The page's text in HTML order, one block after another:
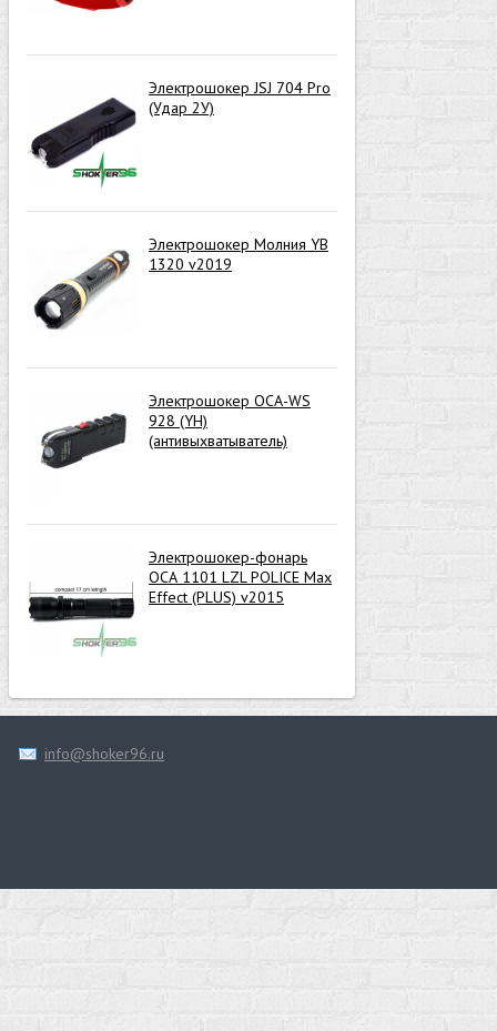
Электрошокер JSJ 704 Pro
(Удар 2У)
Электрошокер Молния YB
1320 v2019
Электрошокер ОСА-WS
928 (YH)
(антивыхватыватель)
Электрошокер-фонарь
ОСА 1101 LZL POLICE Max
Effect (PLUS) v2015
info@shoker96.ru